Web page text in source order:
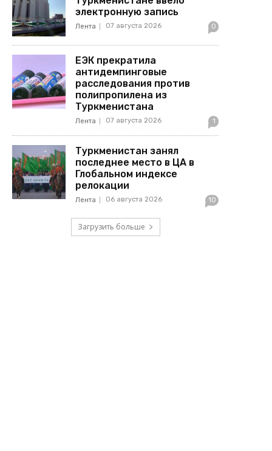
электронную запись
Лента 07 августа 2026 0
ЕЭК прекратила
антидемпинговые
расследования против
полипропилена из
Туркменистана
Лента 07 августа 2026 1
Туркменистан занял
последнее место в ЦА в
Глобальном индексе
релокации
Лента 06 августа 2026 10
Загрузить больше